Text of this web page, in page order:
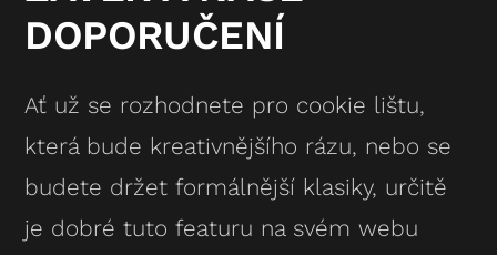
DOPORUČENÍ
Ať už se rozhodnete pro cookie lištu,
která bude kreativnějšího rázu, nebo se
budete držet formálnější klasiky, určitě
je dobré tuto featuru na svém webu